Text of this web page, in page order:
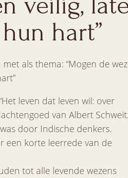
hart”
als thema: “Mogen de
leven dat leven wil: over
van Albert
door Indische denkers.
een korte leerrede van de
tot alle levende wezens